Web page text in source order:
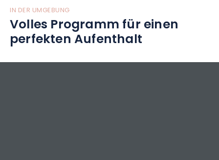
IN DER UMGEBUNG
Volles Programm für einen
perfekten Aufenthalt